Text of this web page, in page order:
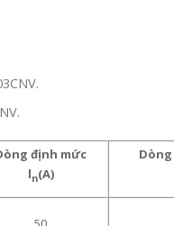
định mức
ln(A)